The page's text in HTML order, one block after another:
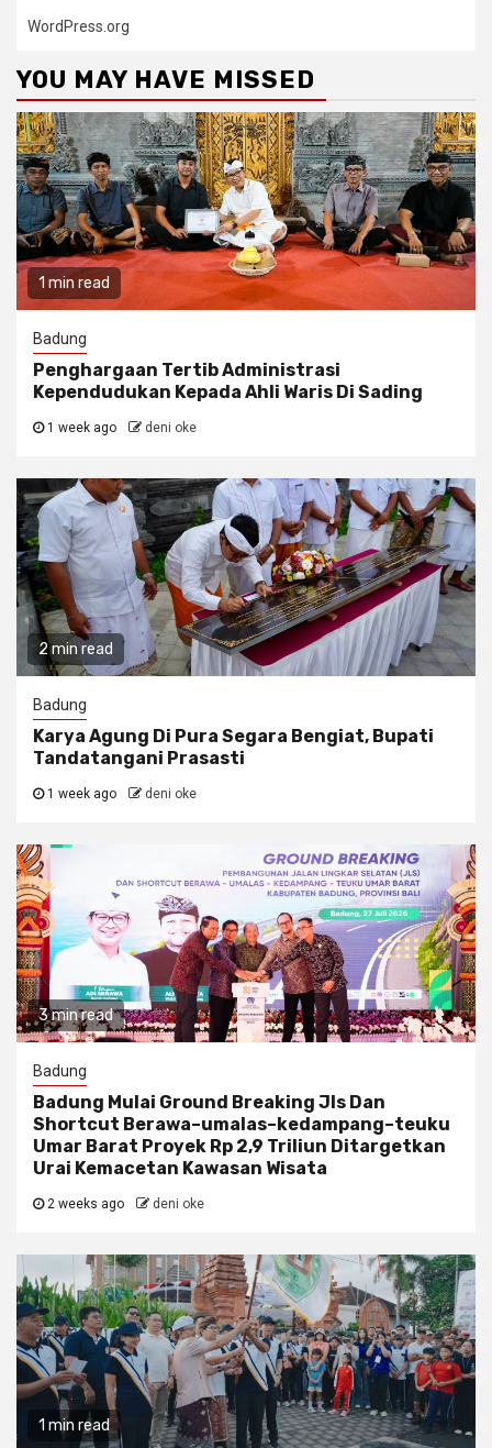
WordPress.org
YOU MAY HAVE MISSED
1 min read
Badung
Penghargaan Tertib Administrasi
Kependudukan Kepada Ahli Waris Di Sading
1 week ago deni oke
2 min read
Badung
Karya Agung Di Pura Segara Bengiat, Bupati
Tandatangani Prasasti
1 week ago deni oke
3 min read
Badung
Badung Mulai Ground Breaking Jls Dan
Shortcut Berawa–umalas–kedampang–teuku
Umar Barat Proyek Rp 2,9 Triliun Ditargetkan
Urai Kemacetan Kawasan Wisata
2 weeks ago deni oke
1 min read